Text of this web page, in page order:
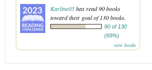
Karline05has read 90 books
toward their goal of 130 books.
90 of 130
(69%)
view books